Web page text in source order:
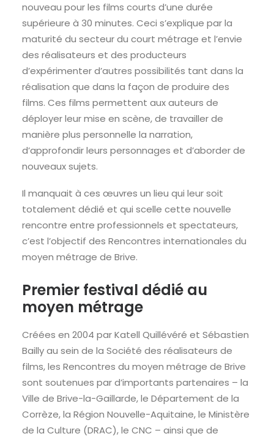
nouveau pour les films courts d’une durée
supérieure à 30 minutes. Ceci s’explique par la
maturité du secteur du court métrage et l’envie
des réalisateurs et des producteurs
d’expérimenter d’autres possibilités tant dans la
réalisation que dans la façon de produire des
films. Ces films permettent aux auteurs de
déployer leur mise en scène, de travailler de
manière plus personnelle la narration,
d’approfondir leurs personnages et d’aborder de
nouveaux sujets.
Il manquait à ces œuvres un lieu qui leur soit
totalement dédié et qui scelle cette nouvelle
rencontre entre professionnels et spectateurs,
c’est l’objectif des Rencontres internationales du
moyen métrage de Brive.
Premier festival dédié au
moyen métrage
Créées en 2004 par Katell Quillévéré et Sébastien
Bailly au sein de la Société des réalisateurs de
films, les Rencontres du moyen métrage de Brive
sont soutenues par d’importants partenaires – la
Ville de Brive-la-Gaillarde, le Département de la
Corrèze, la Région Nouvelle-Aquitaine, le Ministère
de la Culture (DRAC), le CNC – ainsi que de